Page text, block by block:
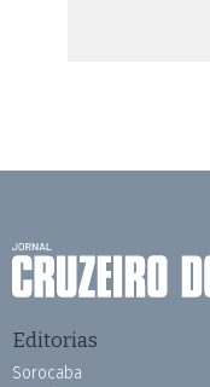
Editorias
Sorocaba